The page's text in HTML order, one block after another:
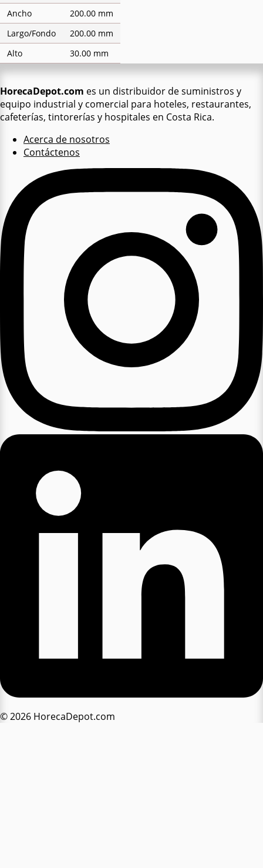
Ancho
200.00 mm
Largo/Fondo
200.00 mm
Alto
30.00 mm
HorecaDepot.com es un distribuidor de suministros y
equipo industrial y comercial para hoteles, restaurantes,
cafeterías, tintorerías y hospitales en Costa Rica.
Acerca de nosotros
Contáctenos
© 2026 HorecaDepot.com